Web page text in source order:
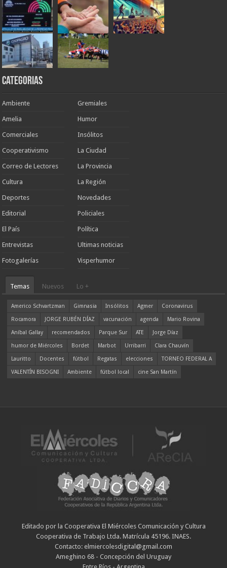
Categorias
Ambiente
Amelia
Comerciales
Cooperativismo
Correo de Lectores
Cultura
Deportes
Editorial
El País
Entrevistas
Fotogalerías
Gremiales
Humor
Insólitos
La Ciudad
La Provincia
La Región
Novedades
Policiales
Política
Ultimas noticias
Visperhumor
Temas Nuevos Lo +
Americo Schvartzman Gimnasia Insólitos Agmer
Coronavirus
Rocamora
JORGE RUBÉN DÍAZ vacunación agenda
Mario Rovina
Aníbal Gallay
recomendados Parque Sur ATE
Jorge Díaz
humor de Miércoles
Bordet Marbot Urribarri
Clara Chauvín
Lauritto
Docentes fútbol Regatas elecciones
TORNEO FEDERAL A
VALENTÍN BISOGNI
Ambiente fútbol local cine San Martín
Editado por la Cooperativa El Miércoles Comunicación y Cultura
Cooperativa de Trabajo Ltda. Matrícula 45196. INAES.
Contacto: elmiercolesdigital@gmail.com
Ameghino 68 - Concepción del Uruguay